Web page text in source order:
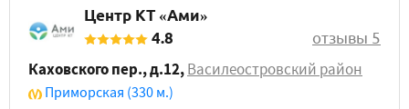
Центр КТ «Ами»
4.8
отзывы 5
Каховского пер., д.12,Василеостровский район
Приморская (330 м.)